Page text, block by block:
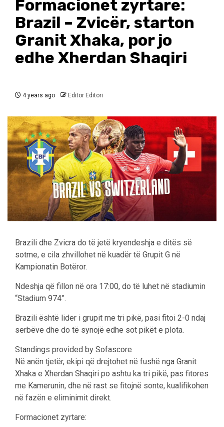
Formacionet zyrtare:
Brazil – Zvicër, starton
Granit Xhaka, por jo
edhe Xherdan Shaqiri
4 years ago Editor Editori
Brazili dhe Zvicra do të jetë kryendeshja e ditës së
sotme, e cila zhvillohet në kuadër të Grupit G në
Kampionatin Botëror.
Ndeshja që fillon në ora 17:00, do të luhet në stadiumin
“Stadium 974”.
Brazili është lider i grupit me tri pikë, pasi fitoi 2-0 ndaj
serbëve dhe do të synojë edhe sot pikët e plota.
Standings provided by Sofascore
Në anën tjetër, ekipi që drejtohet në fushë nga Granit
Xhaka e Xherdan Shaqiri po ashtu ka tri pikë, pas fitores
me Kamerunin, dhe në rast se fitojnë sonte, kualifikohen
në fazën e eliminimit direkt.
Formacionet zyrtare: